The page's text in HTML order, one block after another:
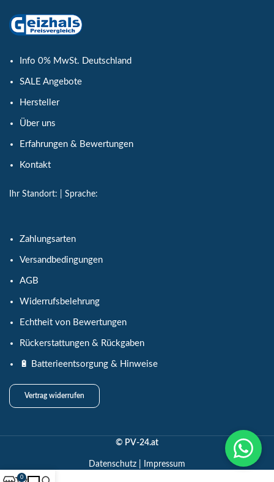
Info 0% MwSt. Deutschland
SALE Angebote
Hersteller
Über uns
Erfahrungen & Bewertungen
Kontakt
Ihr Standort: | Sprache:
Zahlungsarten
Versandbedingungen
AGB
Widerrufsbelehrung
Echtheit von Bewertungen
Rückerstattungen & Rückgaben
🔋 Batterieentsorgung & Hinweise
Vertrag widerrufen
© PV-24.at
Datenschutz Impressum
0